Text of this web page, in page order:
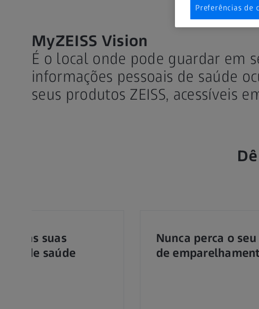
MyZEISS Vision
É o local onde pode guardar em
informações pessoais de saúde
seus produtos ZEISS, acessíveis
as suas
de saúde
Nunca perca o
de
Preferências de